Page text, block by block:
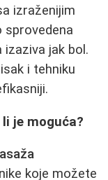
izraženijim
izaziva jak bol.
i tehniku
je moguća?
koje možete